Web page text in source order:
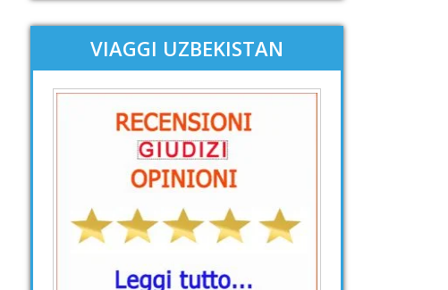
VIAGGI UZBEKISTAN